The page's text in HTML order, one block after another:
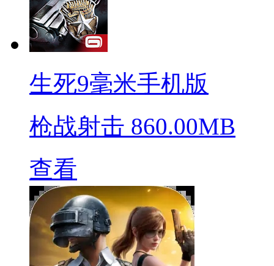
生死9毫米手机版
枪战射击 860.00MB
查看